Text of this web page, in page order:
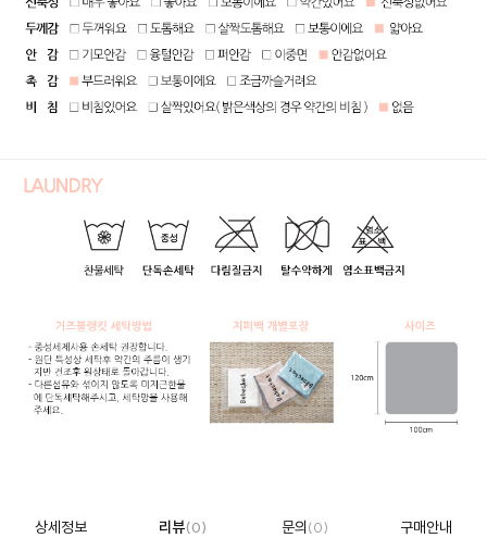
상세정보 리뷰(0) 문의(0) 구매안내